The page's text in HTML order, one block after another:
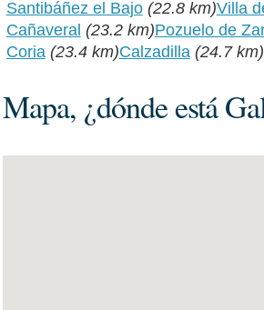
Santibáñez el Bajo (22.8 km)Villa
Cañaveral (23.2 km)Pozuelo de
Coria (23.4 km)Calzadilla (24.7 km)
Mapa, ¿dónde está